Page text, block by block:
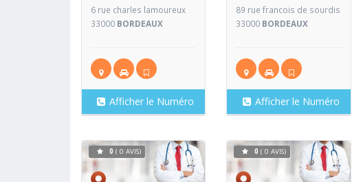
6 rue charles lamoureux
33000 BORDEAUX
Afficher le Numéro
89 rue francois de sourdis
33000 BORDEAUX
Afficher le Numéro
Voir
0 ( 0 AVIS)
Voir
Fiche
0( 0 AVIS)
Fiche